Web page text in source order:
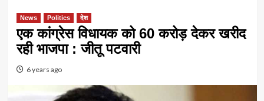
News Politics देश
एक कांग्रेस विधायक को 60 करोड़ देकर खरीद
रही भाजपा : जीतू पटवारी
6 years ago